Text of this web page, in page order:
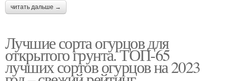
читать дальше →
Лучшие сорта огурцов для
открытого грунта. ТОП-65
лучших сортов огурцов на 2023